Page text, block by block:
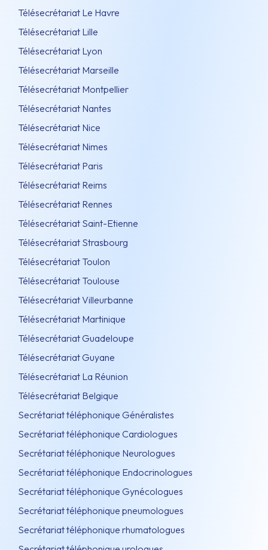
Télésecrétariat Le Havre
Télésecrétariat Lille
Télésecrétariat Lyon
Télésecrétariat Marseille
Télésecrétariat Montpellier
Télésecrétariat Nantes
Télésecrétariat Nice
Télésecrétariat Nimes
Télésecrétariat Paris
Télésecrétariat Reims
Télésecrétariat Rennes
Télésecrétariat Saint-Etienne
Télésecrétariat Strasbourg
Télésecrétariat Toulon
Télésecrétariat Toulouse
Télésecrétariat Villeurbanne
Télésecrétariat Martinique
Télésecrétariat Guadeloupe
Télésecrétariat Guyane
Télésecrétariat La Réunion
Télésecrétariat Belgique
Secrétariat téléphonique Généralistes
Secrétariat téléphonique Cardiologues
Secrétariat téléphonique Neurologues
Secrétariat téléphonique Endocrinologues
Secrétariat téléphonique Gynécologues
Secrétariat téléphonique pneumologues
Secrétariat téléphonique rhumatologues